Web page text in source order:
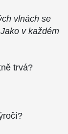
vlnách se
v každém
trvá?